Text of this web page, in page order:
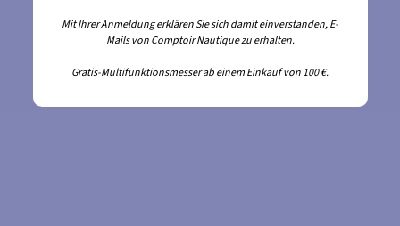
Mit Ihrer Anmeldung erklären Sie sich damit einverstanden, E-
Mails von Comptoir Nautique zu erhalten.
Gratis-Multifunktionsmesser ab einem Einkauf von 100 €.